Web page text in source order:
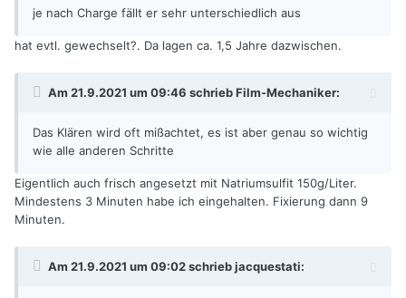
je nach Charge fällt er sehr unterschiedlich aus
hat evtl. gewechselt?. Da lagen ca. 1,5 Jahre dazwischen.
Am 21.9.2021 um 09:46 schriebFilm-Mechaniker:
Das Klären wird oft mißachtet, es ist aber genau so wichtig
wie alle anderen Schritte
Eigentlich auch frisch angesetzt mit Natriumsulfit 150g/Liter.
Mindestens 3 Minuten habe ich eingehalten. Fixierung dann 9
Minuten.
Am 21.9.2021 um 09:02 schriebjacquestati: